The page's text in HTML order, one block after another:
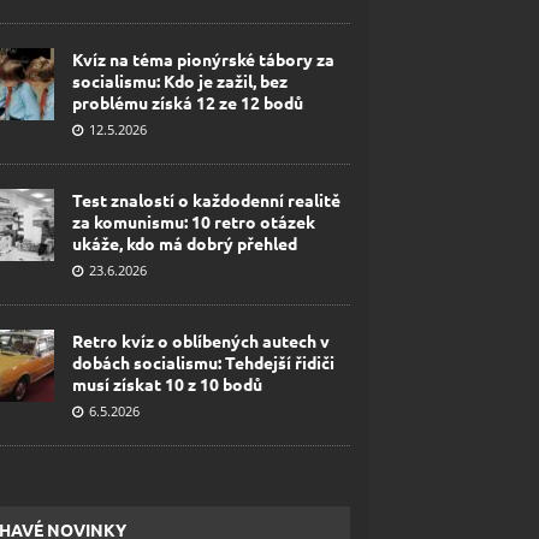
Kvíz na téma pionýrské tábory za
socialismu: Kdo je zažil, bez
problému získá 12 ze 12 bodů
12.5.2026
Test znalostí o každodenní realitě
za komunismu: 10 retro otázek
ukáže, kdo má dobrý přehled
23.6.2026
Retro kvíz o oblíbených autech v
dobách socialismu: Tehdejší řidiči
musí získat 10 z 10 bodů
6.5.2026
NOVINKY